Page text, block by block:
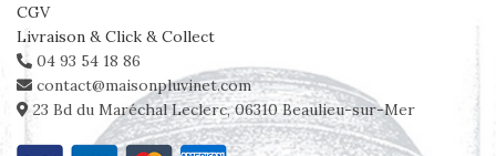
CGV
Livraison & Click & Collect
04 93 54 18 86
contact@maisonpluvinet.com
23 Bd du Maréchal Leclerc, 06310 Beaulieu-sur-Mer